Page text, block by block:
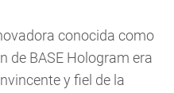
conocida como
de BASE Hologram era
y fiel de la